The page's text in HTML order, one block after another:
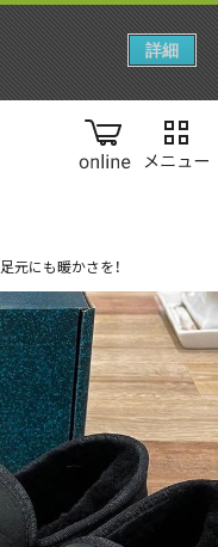
online
足元にも暖かさを！
詳細